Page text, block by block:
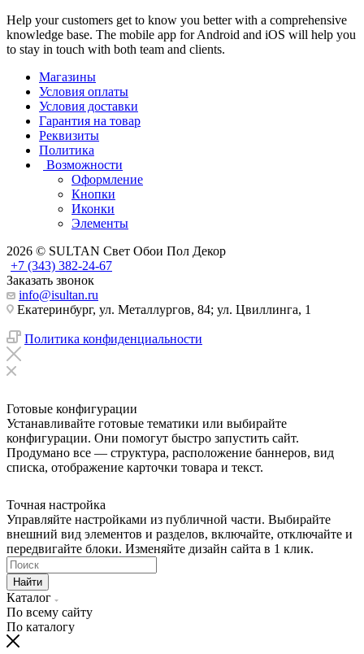
Help your customers get to know you better with a comprehensive
knowledge base. The mobile app for Android and iOS will help you
to stay in touch with both team and clients.
Магазины
Условия оплаты
Условия доставки
Гарантия на товар
Реквизиты
Политика
Возможности
Оформление
Кнопки
Иконки
Элементы
2026 © SULTAN Свет Обои Пол Декор
+7 (343) 382-24-67
Заказать звонок
info@isultan.ru
Екатеринбург, ул. Металлургов, 84; ул. Цвиллинга, 1
Политика конфиденциальности
Готовые конфигурации
Устанавливайте готовые тематики или выбирайте
конфигурации. Они помогут быстро запустить сайт.
Продумано все — структура, расположение баннеров, вид
списка, отображение карточки товара и текст.
Точная настройка
Управляйте настройками из публичной части. Выбирайте
внешний вид элементов и разделов, включайте, отключайте и
передвигайте блоки. Изменяйте дизайн сайта в 1 клик.
Найти
Каталог
По всему сайту
По каталогу